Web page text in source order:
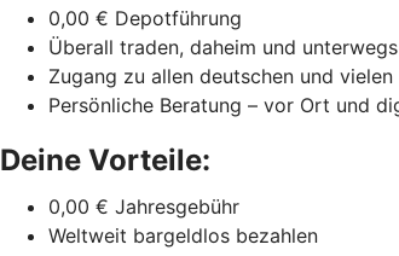
0,00 € Depotführung
Überall traden, daheim und unterwegs
Zugang zu allen deutschen und
Persönliche Beratung – vor Ort und
Deine Vorteile:
0,00 € Jahresgebühr
Weltweit bargeldlos bezahlen